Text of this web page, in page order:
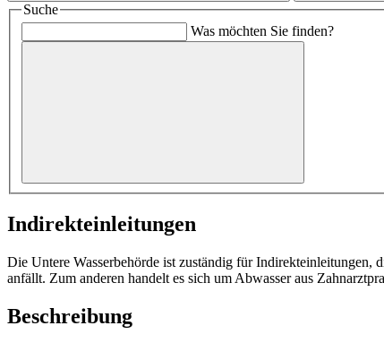
Suche
Was möchten Sie finden?
Indirekteinleitungen
Die Untere Wasserbehörde ist zuständig für Indirekteinleitungen,
anfällt. Zum anderen handelt es sich um Abwasser aus
Beschreibung